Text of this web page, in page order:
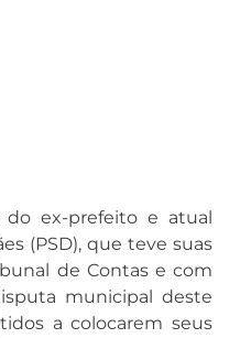
do ex-prefeito e atual
(PSD), que teve suas
de Contas e com
municipal deste
a colocarem seus